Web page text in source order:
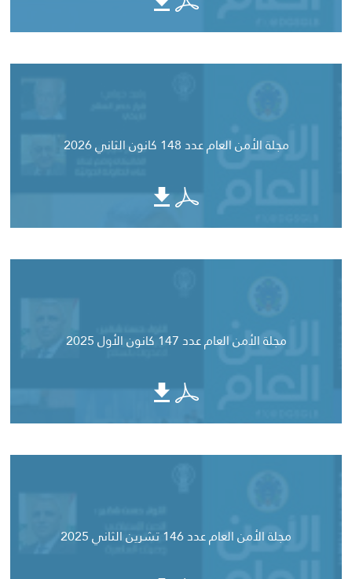
مجلة الأمن العام عدد 148 كانون الثاني 2026
مجلة الأمن العام عدد 147 كانون الأول 2025
مجلة الأمن العام عدد 146 تشرين الثاني 2025